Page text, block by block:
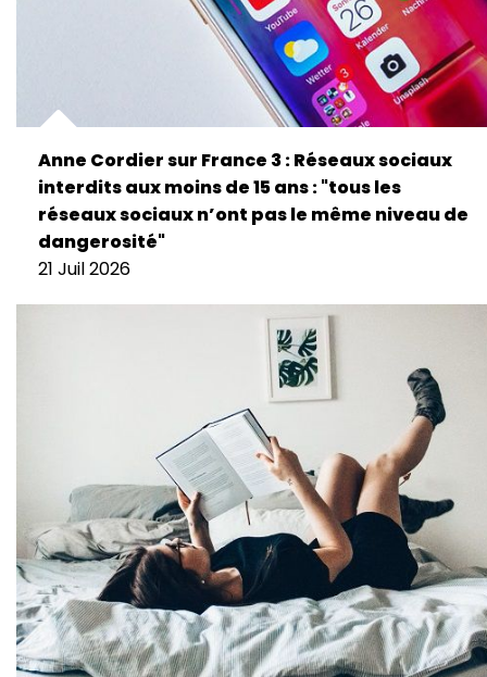
Anne Cordier sur France 3 : Réseaux sociaux
interdits aux moins de 15 ans : "tous les
réseaux sociaux n’ont pas le même niveau de
dangerosité"
21 Juil 2026